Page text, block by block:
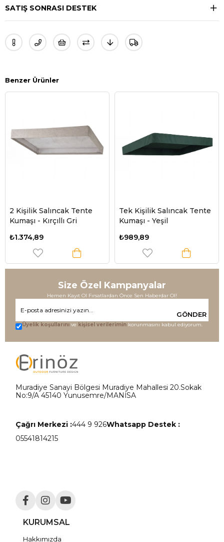
SATIŞ SONRASI DESTEK
Benzer Ürünler
2 Kişilik Salıncak Tente
Kumaşı - Kırçıllı Gri
₺1.374,89
Tek Kişilik Salıncak Tente
Kumaşı - Yeşil
₺989,89
Size Özel Kampanyalar
Hemen Kayıt Ol Fırsatlardan Önce Sen Haberdar Ol!
GÖNDER
Üyelik koşullarını ve kişisel verilerimin korunmasını kabul ediyorum.
Muradiye Sanayi Bölgesi Muradiye Mahallesi 20.Sokak
No:9/A 45140 Yunusemre/MANİSA
Çağrı Merkezi :444 9 926Whatsapp Destek :
05541814215
KURUMSAL
Hakkımızda